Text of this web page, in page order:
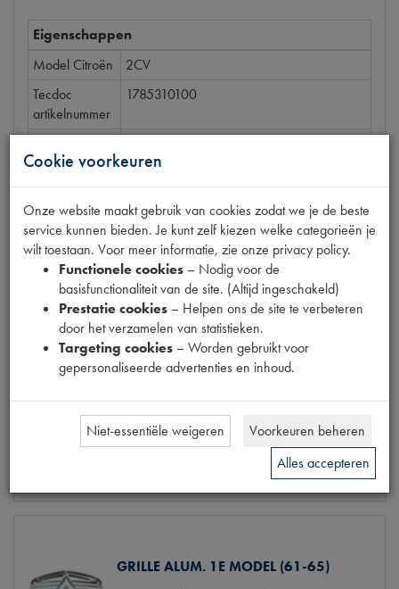
Eigenschappen
Model Citroën
2CV
Tecdoc
artikelnummer
1785310100
Codes
1700020M | 5452350 | 5506453 |
GRIL CHR.N-PRIJ | M
Maten
[PW 1]
Gerelateerde producten
CHEVRON EMBLEEMSET KUNSTSTOF
€5,45 (€4,50excl. btw)
Info Bestel
GRILLE ALUM. 1E MODEL (61-65)
Cookie voorkeuren
Onze website maakt gebruik van cookies zodat we je de beste
service kunnen bieden. Je kunt zelf kiezen welke categorieën je
wilt toestaan. Voor meer informatie, zie onze privacy policy.
Functionele cookies – Nodig voor de
basisfunctionaliteit van de site. (Altijd ingeschakeld)
Prestatie cookies – Helpen ons de site te verbeteren
door het verzamelen van statistieken.
Targeting cookies – Worden gebruikt voor
gepersonaliseerde advertenties en inhoud.
Niet-essentiële weigeren
Voorkeuren beheren
Alles accepteren